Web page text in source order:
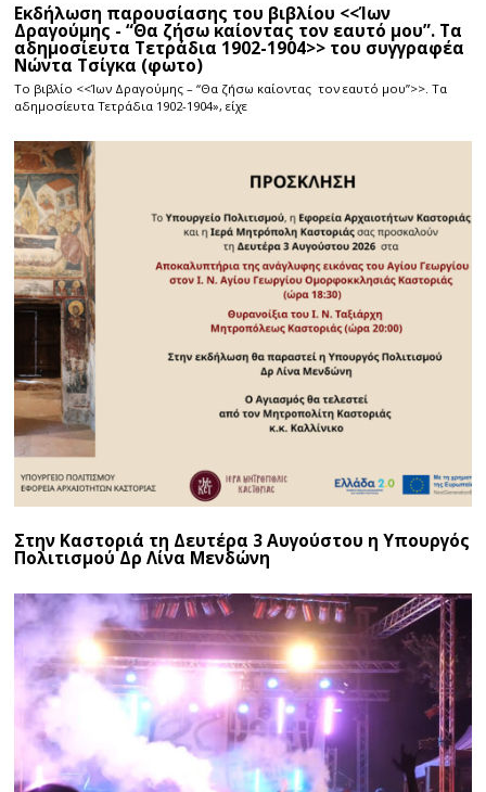
Εκδήλωση παρουσίασης του βιβλίου <<Ίων
Δραγούμης - “Θα ζήσω καίοντας τον εαυτό μου”. Τα
αδημοσίευτα Τετράδια 1902-1904>> του συγγραφέα
Νώντα Τσίγκα (φωτο)
Το βιβλίο <<Ίων Δραγούμης – “Θα ζήσω καίοντας τον εαυτό μου”>>. Τα
αδημοσίευτα Τετράδια 1902-1904», είχε
Στην Καστοριά τη Δευτέρα 3 Αυγούστου η Υπουργός
Πολιτισμού Δρ Λίνα Μενδώνη